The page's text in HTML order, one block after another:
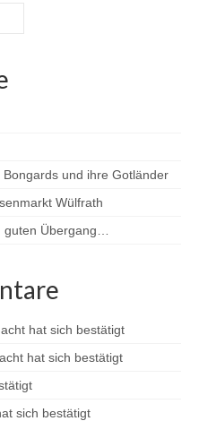
und ihre Gotländer
Wülfrath
Übergang…
hat sich bestätigt
hat sich bestätigt
sich bestätigt